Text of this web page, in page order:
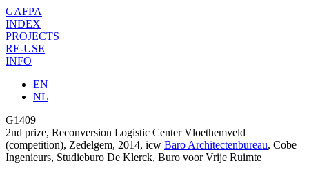
GAFPA
INDEX
PROJECTS
RE-USE
INFO
EN
NL
G1409
2nd prize, Reconversion Logistic Center Vloethemveld
(competition), Zedelgem, 2014, icw Baro Architectenbureau, Cobe
Ingenieurs, Studieburo De Klerck, Buro voor Vrije Ruimte